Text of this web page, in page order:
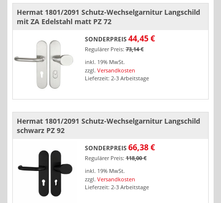
Hermat 1801/2091 Schutz-Wechselgarnitur Langschild
mit ZA Edelstahl matt PZ 72
SONDERPREIS 44,45 €
Regulärer Preis: 73,14 €
inkl. 19% MwSt.
zzgl. Versandkosten
Lieferzeit: 2-3 Arbeitstage
Hermat 1801/2091 Schutz-Wechselgarnitur Langschild
schwarz PZ 92
SONDERPREIS 66,38 €
Regulärer Preis: 118,00 €
inkl. 19% MwSt.
zzgl. Versandkosten
Lieferzeit: 2-3 Arbeitstage